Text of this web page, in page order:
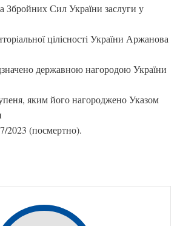
Збройних Сил України заслуги у
цілісності України Аржанова
державною нагородою України
яким його нагороджено Указом
2023 (посмертно).